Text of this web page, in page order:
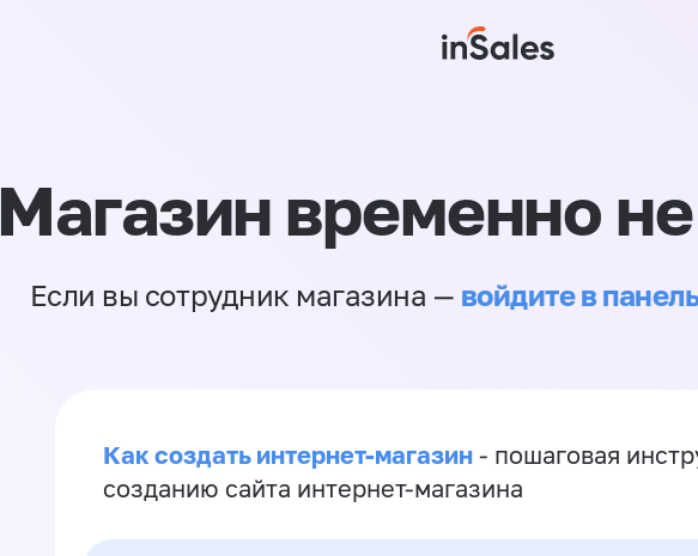
Магазин временно
Если вы сотрудник магазина — войдите в
Как создать интернет-магазин - пошаговая
созданию сайта интернет-магазина